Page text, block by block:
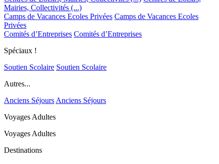
Mairies, Collectivités (...)
Camps de Vacances Ecoles Privées Camps de Vacances Ecoles
Privées
Comités d’Entreprises Comités d’Entreprises
Spéciaux !
Soutien Scolaire Soutien Scolaire
Autres...
Anciens Séjours Anciens Séjours
Voyages Adultes
Voyages Adultes
Destinations